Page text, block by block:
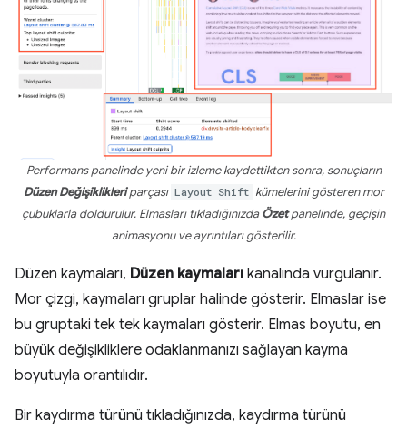
Performans panelinde yeni bir izleme kaydettikten sonra, sonuçların
Düzen Değişiklikleriparçası Layout Shift kümelerini gösteren mor
çubuklarla doldurulur. Elmasları tıkladığınızdaÖzetpanelinde, geçişin
animasyonu ve ayrıntıları gösterilir.
Düzen kaymaları, Düzen kaymaları kanalında vurgulanır.
Mor çizgi, kaymaları gruplar halinde gösterir. Elmaslar ise
bu gruptaki tek tek kaymaları gösterir. Elmas boyutu, en
büyük değişikliklere odaklanmanızı sağlayan kayma
boyutuyla orantılıdır.
Bir kaydırma türünü tıkladığınızda, kaydırma türünü